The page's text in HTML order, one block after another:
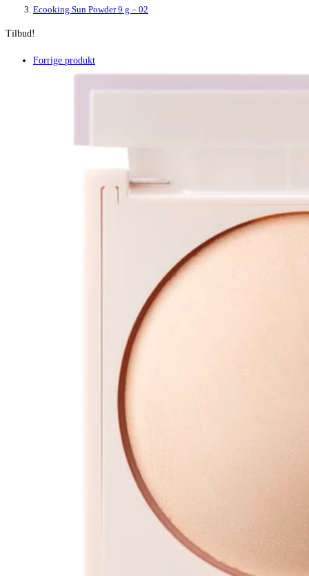
Ecooking Sun Powder 9 g – 02
Tilbud!
Forrige produkt